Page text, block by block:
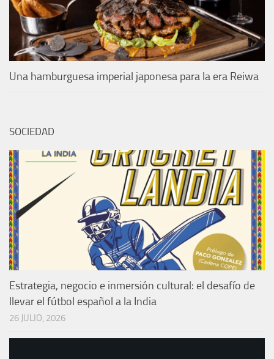
Una hamburguesa imperial japonesa para la era Reiwa
SOCIEDAD
Estrategia, negocio e inmersión cultural: el desafío de
llevar el fútbol español a la India
26 JULIO, 2026